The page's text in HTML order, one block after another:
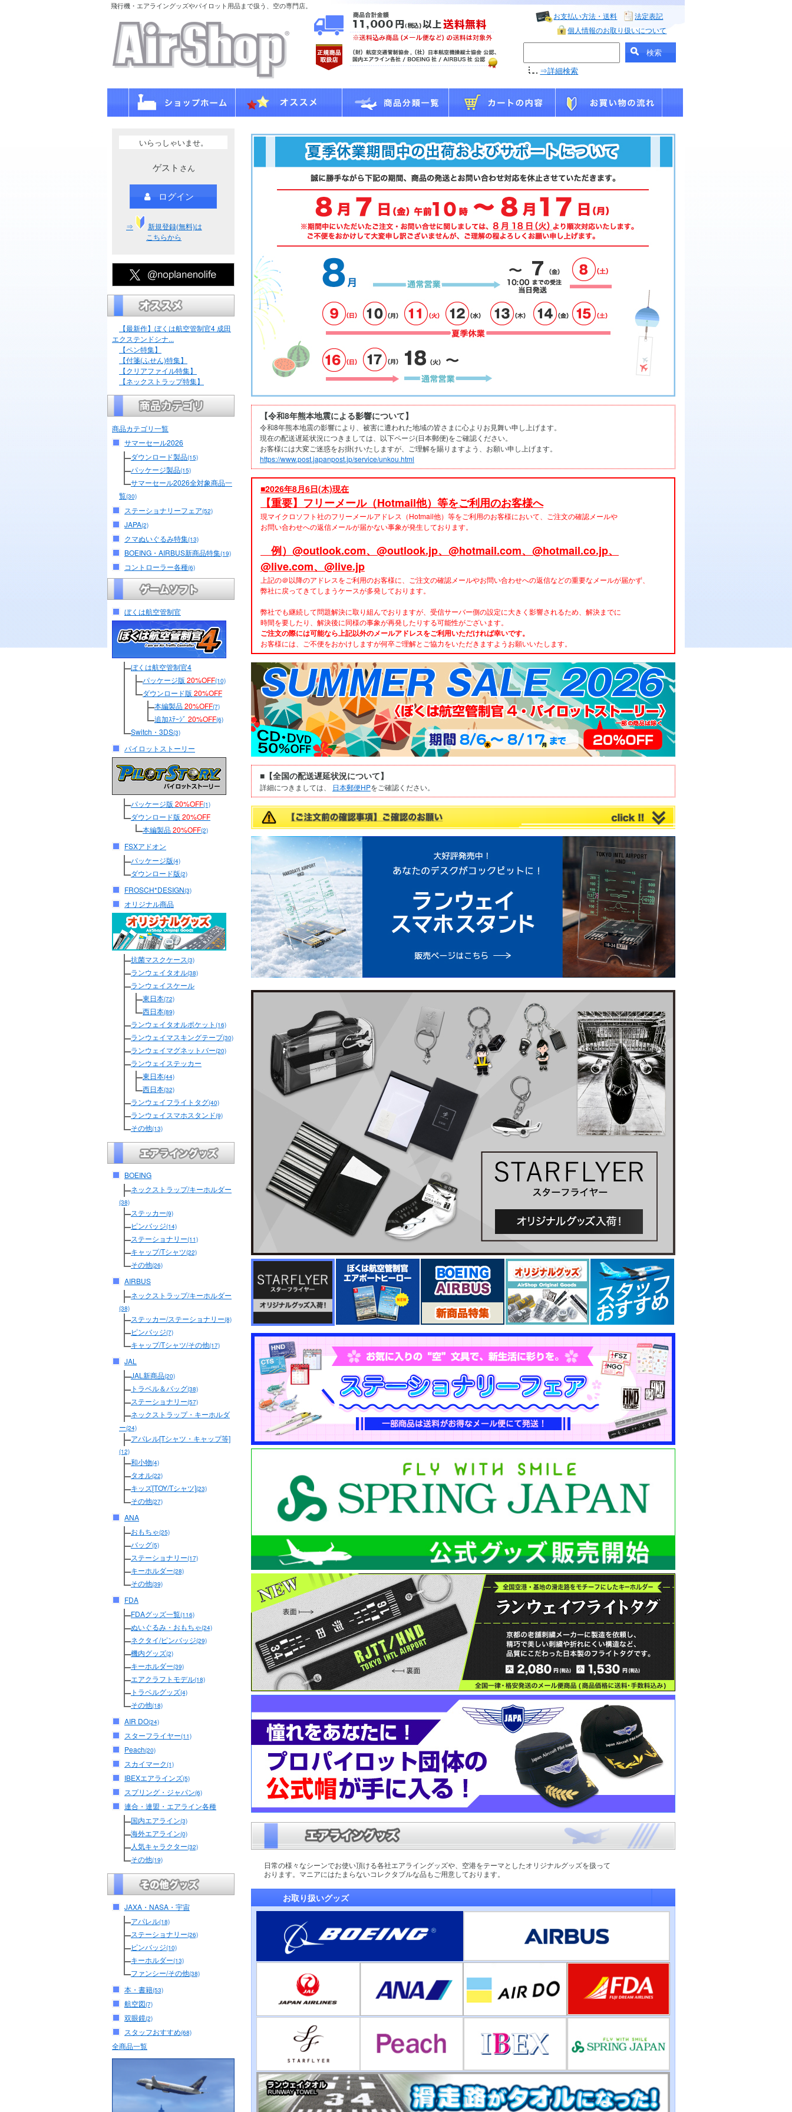
飛行機・エアライングッズやパイロット用品まで扱う、空の専門店。
お支払い方法・送料
法定表記
個人情報のお取り扱いについて
⇒詳細検索
いらっしゃいませ。
ゲスト さん
ログイン
⇒
新規登録(無料)は
こちらから
【最新作】ぼくは航空管制官4 成田
エクステンドシナ...
【ペン特集】
【付箋(ふせん)特集】
【クリアファイル特集】
【ネックストラップ特集】
商品カテゴリ一覧
サマーセール2026
ダウンロード製品(15)
パッケージ製品(15)
サマーセール2026全対象商品一
覧(30)
ステーショナリーフェア(52)
JAPA(2)
クマぬいぐるみ特集(13)
BOEING・AIRBUS新商品特集(19)
コントローラー各種(6)
ぼくは航空管制官
ぼくは航空管制官4
パッケージ版 20%OFF(10)
ダウンロード版 20%OFF
本編製品20%OFF(7)
追加ｽﾃｰｼﾞ 20%OFF(6)
Switch・3DS(3)
パイロットストーリー
パッケージ版 20%OFF(1)
ダウンロード版 20%OFF
本編製品20%OFF(2)
FSXアドオン
パッケージ版(4)
ダウンロード版(2)
FROSCH*DESIGN(3)
オリジナル商品
抗菌マスクケース(3)
ランウェイタオル(38)
ランウェイスケール
東日本(72)
西日本(89)
ランウェイタオルポケット (16)
ランウェイマスキングテープ(30)
ランウェイマグネットバー(20)
ランウェイステッカー
東日本(44)
西日本(32)
ランウェイフライトタグ(40)
ランウェイスマホスタンド(9)
その他(13)
BOEING
ネックストラップ/キーホルダー
(38)
ステッカー(9)
ピンバッジ(14)
ステーショナリー(11)
キャップ/Tシャツ(22)
その他(26)
AIRBUS
ネックストラップ/キーホルダー
(38)
ステッカー/ステーショナリー(8)
ピンバッジ(7)
キャップ/Tシャツ/その他(17)
JAL
JAL新商品(20)
トラベル＆バッグ(38)
ステーショナリー(57)
ネックストラップ・キーホルダ
ー(24)
アパレル[Tシャツ・キャップ等]
(12)
和小物(4)
タオル(22)
キッズ[TOY/Tシャツ](23)
その他(27)
ANA
おもちゃ(25)
バッグ(5)
ステーショナリー(17)
キーホルダー(28)
その他(39)
FDA
FDAグッズ一覧(116)
ぬいぐるみ・おもちゃ(24)
ネクタイ/ピンバッジ(29)
機内グッズ(2)
キーホルダー(39)
エアクラフトモデル(18)
トラベルグッズ(4)
その他(18)
AIR DO(24)
スターフライヤー(11)
Peach(20)
スカイマーク(1)
IBEXエアラインズ(5)
スプリング・ジャパン(6)
連合・連盟・エアライン各種
国内エアライン(3)
海外エアライン(0)
人気キャラクター(32)
その他(19)
JAXA・NASA・宇宙
アパレル(18)
ステーショナリー(26)
ピンバッジ(10)
キーホルダー(13)
ファンシー/その他(38)
本・書籍(53)
航空図(7)
双眼鏡(2)
スタッフおすすめ(68)
全商品一覧
【令和8年熊本地震による影響について】
令和8年熊本地震の影響により、被害に遭われた地域の皆さまに心よりお見舞い申し上げます。
現在の配送遅延状況につきましては、以下ページ(日本郵便)をご確認ください。
お客様には大変ご迷惑をお掛けいたしますが、ご理解を賜りますよう、お願い申し上げます。
https://www.post.japanpost.jp/service/unkou.html
■2026年8月6日(木)現在
【重要】フリーメール（Hotmail他）等をご利用のお客様へ
現マイクロソフト社のフリーメールアドレス（Hotmail他）等をご利用のお客様において、ご注文の確認メールや
お問い合わせへの返信メールが届かない事象が発生しております。
例）@outlook.com、@outlook.jp、@hotmail.com、@hotmail.co.jp、
@live.com、@live.jp
上記の＠以降のアドレスをご利用のお客様に、ご注文の確認メールやお問い合わせへの返信などの重要なメールが届かず、
弊社に戻ってきてしまうケースが多発しております。
弊社でも継続して問題解決に取り組んでおりますが、受信サーバー側の設定に大きく影響されるため、解決までに
時間を要したり、解決後に同様の事象が再発したりする可能性がございます。
ご注文の際には可能なら上記以外のメールアドレスをご利用いただければ幸いです。
お客様には、ご不便をおかけしますが何卒ご理解とご協力をいただきますようお願いいたします。
■【全国の配送遅延状況について】
詳細につきましては、 日本郵便HPをご確認ください。
日常の様々なシーンでお使い頂ける各社エアライングッズや、空港をテーマとしたオリジナルグッズを扱って
おります。マニアにはたまらないコレクタブルな品もご用意しております。
お取り扱いグッズ